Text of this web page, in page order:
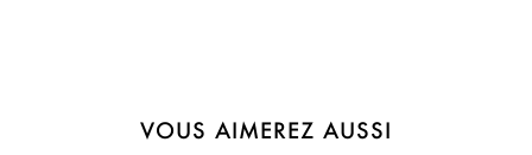
VOUS AIMEREZ AUSSI